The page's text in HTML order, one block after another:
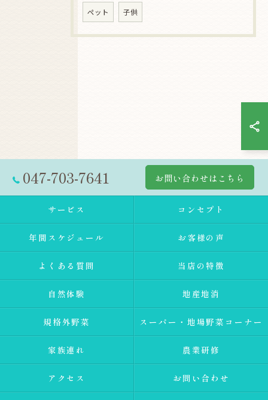
ペット 子供
047-703-7641 お問い合わせはこちら
サービス コンセプト
年間スケジュール お客様の声
よくある質問 当店の特徴
自然体験 地産地消
規格外野菜 スーパー・地場野菜コーナー
家族連れ 農業研修
アクセス お問い合わせ